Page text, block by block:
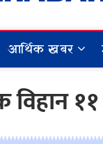
आर्थिक खबर